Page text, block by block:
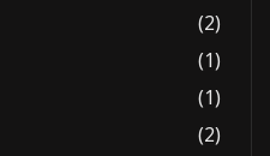
(2)
(1)
(1)
(2)